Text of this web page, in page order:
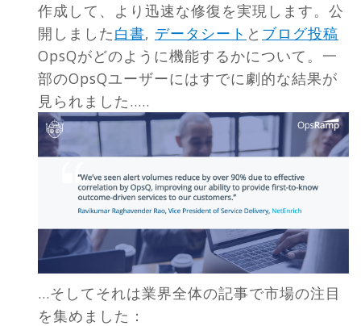
作成して、より迅速な修復を実現します。公
開しました白書, データシート と ブログ投稿
OpsQがどのように機能するかについて。一
部のOpsQユーザーにはすでに劇的な結果が
見られました…..
...そしてそれは業界全体の記事で市場の注目
を集めました：